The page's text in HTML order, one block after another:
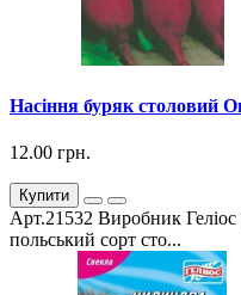
Насіння буряк столовий
12.00 грн.
Купити
Арт.21532 Виробник
польський сорт сто...